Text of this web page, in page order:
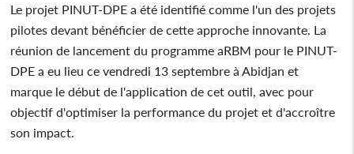
Le projet PINUT-DPE a été identifié comme l'un des projets
pilotes devant bénéficier de cette approche innovante. La
réunion de lancement du programme aRBM pour le PINUT-
DPE a eu lieu ce vendredi 13 septembre à Abidjan et
marque le début de l'application de cet outil, avec pour
objectif d'optimiser la performance du projet et d'accroître
son impact.